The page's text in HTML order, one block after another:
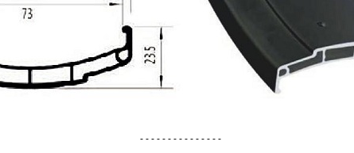
- - - - - - - - - - - - - - -